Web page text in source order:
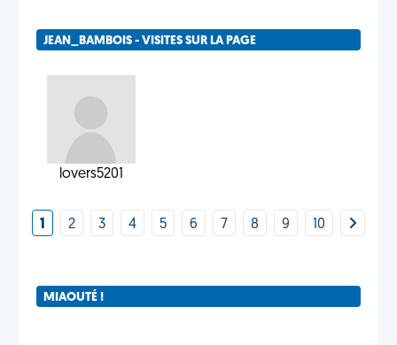
JEAN_BAMBOIS - VISITES SUR LA PAGE
lovers5201
1 2 3 4 5 6 7 8 9 10
MIAOUTÉ !